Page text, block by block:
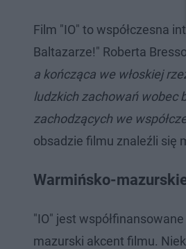
Film "IO" to współczesna
Baltazarze!" Roberta
a kończąca we włoskiej
ludzkich zachowań wobec
zachodzących we
obsadzie filmu znaleźli się
Warmińsko-
"IO" jest
mazurski akcent filmu.